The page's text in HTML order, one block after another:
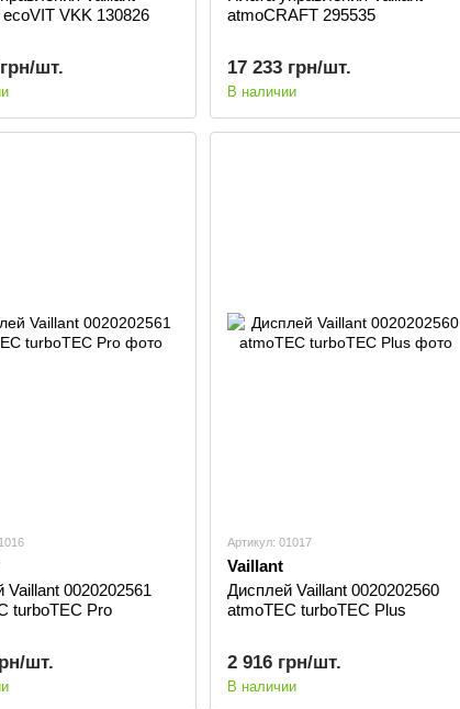
VKK 130826
шт.
atmoCRAFT 295535
17 233 грн/шт.
В наличии
Vaillant 0020202561
turboTEC Pro
шт.
Артикул: 01017
Vaillant
Дисплей Vaillant 0020202560
atmoTEC turboTEC Plus
2 916 грн/шт.
В наличии